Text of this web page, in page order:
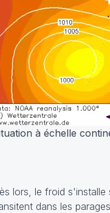
à échelle
lors, le froid s'installe
dans les